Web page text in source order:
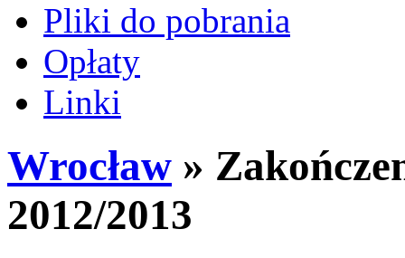
Pliki do pobrania
Opłaty
Linki
Wrocław »
2012/2013